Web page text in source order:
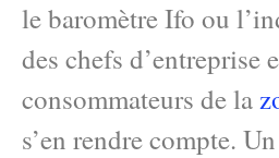
le baromètre Ifo ou
des chefs d’entreprise
consommateurs de la
s’en rendre compte.